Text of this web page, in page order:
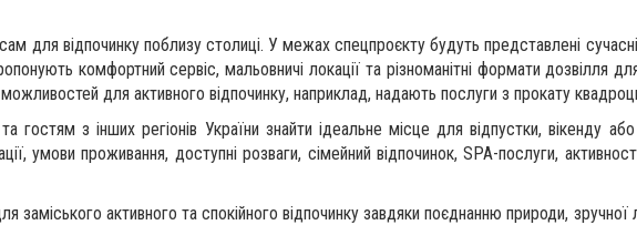
для відпочинку поблизу столиці. У межах спецпроєкту будуть представлені
комфортний сервіс, мальовничі локації та різноманітні формати дозвілля
для активного відпочинку, наприклад, надають послуги з прокату
з інших регіонів України знайти ідеальне місце для відпустки, вікенду
умови проживання, доступні розваги, сімейний відпочинок, SPA-послуги,
активного та спокійного відпочинку завдяки поєднанню природи, зручної